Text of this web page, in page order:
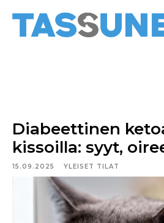
Diabeettinen
kissoilla: syyt,
15.09.2025 YLEISET TILAT